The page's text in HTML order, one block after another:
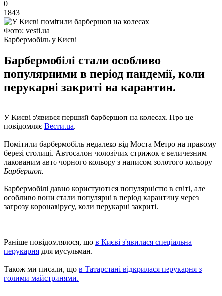
0
1843
Фото: vesti.ua
Барбермобіль у Києві
Барбермобілі стали особливо
популярними в період пандемії, коли
перукарні закриті на карантин.
У Києві з'явився перший барбершоп на колесах. Про це
повідомляє Вести.ua.
Помітили барбермобіль недалеко від Моста Метро на правому
березі столиці. Автосалон чоловічих стрижок є величезним
лакованим авто чорного кольору з написом золотого кольору
Барбершоп.
Барбермобілі давно користуються популярністю в світі, але
особливо вони стали популярні в період карантину через
загрозу коронавірусу, коли перукарні закриті.
Раніше повідомлялося, що в Києві з'явилася спеціальна
перукарня для мусульман.
Також ми писали, що в Татарстані відкрилася перукарня з
голими майстринями.